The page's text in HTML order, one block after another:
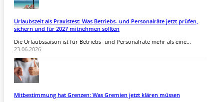
Urlaubszeit als Praxistest: Was Betriebs- und Personalräte jetzt prüfen,
sichern und für 2027 mitnehmen sollten
Die Urlaubssaison ist für Betriebs- und Personalräte mehr als eine...
23.06.2026
Mitbestimmung hat Grenzen: Was Gremien jetzt klären müssen